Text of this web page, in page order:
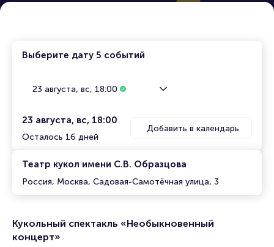
Выберите дату 5 событий
23 августа, вс, 18:00
23 августа, вс, 18:00
Осталось 16 дней
Добавить в календарь
Театр кукол имени С.В. Образцова
Россия, Москва, Садовая-Самотёчная улица, 3
Кукольный спектакль «Необыкновенный
концерт»